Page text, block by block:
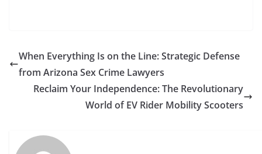
When Everything Is on the Line: Strategic Defense
from Arizona Sex Crime Lawyers
Reclaim Your Independence: The Revolutionary
World of EV Rider Mobility Scooters